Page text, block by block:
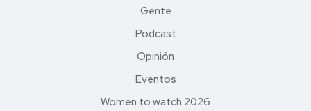
Gente
Podcast
Opinión
Eventos
Women to watch 2026